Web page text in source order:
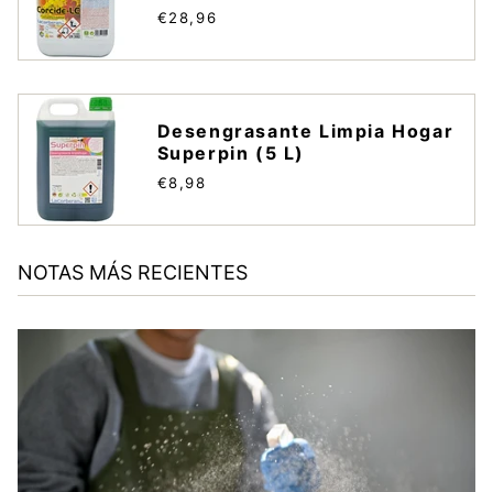
€28,96
Desengrasante Limpia Hogar
Superpin (5 L)
€8,98
NOTAS MÁS RECIENTES